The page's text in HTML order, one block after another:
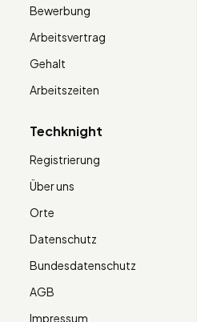
Bewerbung
Arbeitsvertrag
Gehalt
Arbeitszeiten
Techknight
Registrierung
Über uns
Orte
Datenschutz
Bundesdatenschutz
AGB
Impressum